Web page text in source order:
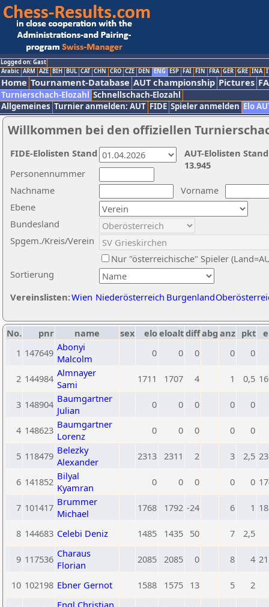
Logged on: Gast
Arabic ARM AZE BIH BUL CAT CHN CRO CZE DEN ENG ESP FAI FIN FRA GER GRE INA
Home Tournament-Database AUT championship Pictures
Turnierschach-Elozahl Schnellschach-Elozahl
Allgemeines Turnier anmelden: AUT FIDE Spieler anmelden Elo
Willkommen bei den offiziellen
Nachname
Vorname
Ebene
Sortierung
Personennummer
Bundesland
Spgem./Kreis/Verein
Nur "österreichische" Spieler
Vereinslisten:Wien Niederösterreich Burgenland
AUT-Elolisten
13.945
FIDE-Elolisten Stand
No. pnr name sex eloeloaltdiffabg anz pkt
1 147649 Abonyi
Malcolm
0 0 0 0 0
2 144984 Almnayer
Sami
1711 1707 4 1 0,5
3 148904 Baumgartner
Julian
0 0 0 0 0
4 148623 Baumgartner
Lorenz
0 0 0 0 0
5 118479 Belezky
Alexander
2313 2311 2 3 2,5
6 141852 Bilyal
Kyamran
0 0 0 0 0
7 101417 Brummer
Michael
1768 1792 -24 6 1
8 144683 Celebi Deniz 1485 1435 50 7 2,5
9 117536 Charaus
Florian
2085 2085 0 8 4
10 102198 Ebner Gernot 1588 1575 13 5 2
Engl Christian